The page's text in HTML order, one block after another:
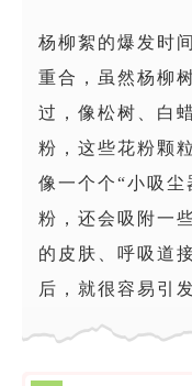
杨柳絮的爆发时
重合，虽然杨柳
过，像松树、白
粉，这些花粉颗
像一个个“小吸
粉，还会吸附一
的皮肤、呼吸道
后，就很容易引